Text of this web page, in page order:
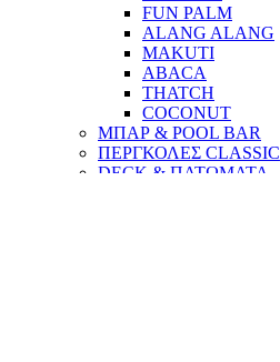
FUN PALM
ALANG ALANG
MAKUTI
ABACA
THATCH
COCONUT
ΜΠΑΡ & POOL BAR
ΠΕΡΓΚΟΛΕΣ CLASSIC
DECK & ΠΑΤΩΜΑΤΑ